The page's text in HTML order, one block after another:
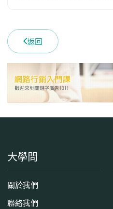
返回
大學問
關於我們
聯絡我們